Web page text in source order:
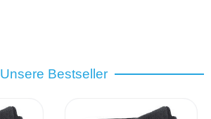
Unsere Bestseller